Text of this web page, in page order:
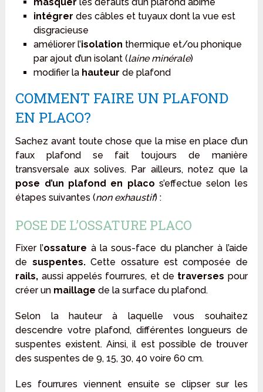
intégrer des câbles et tuyaux dont la vue est
disgracieuse
améliorer l’isolation thermique et/ou phonique
par ajout d’un isolant (laine minérale)
modifier la hauteur de plafond
COMMENT FAIRE UN PLAFOND
EN PLACO?
Sachez avant toute chose que la mise en place d’un
faux plafond se fait toujours de manière
transversale aux solives. Par ailleurs, notez que la
pose d’un plafond en placo s’effectue selon les
étapes suivantes (non exhaustif) :
POSE DE L’OSSATURE PLACO
Fixer l’ossature à la sous-face du plancher à l’aide
de suspentes.Cette ossature est composée de
rails, aussi appelés fourrures, et de traverses pour
créer un maillage de la surface du plafond.
Selon la hauteur à laquelle vous souhaitez
descendre votre plafond, différentes longueurs de
suspentes existent. Ainsi, il est possible de trouver
des suspentes de 9, 15, 30, 40 voire 60 cm.
Les fourrures viennent ensuite se clipser sur les